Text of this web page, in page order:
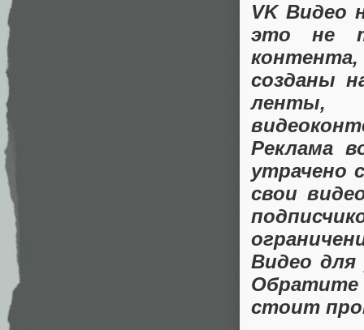
VK Видео
это не
созданы
ленты,
Реклама
утрачено
свои
Видео для
Обратите
стоит